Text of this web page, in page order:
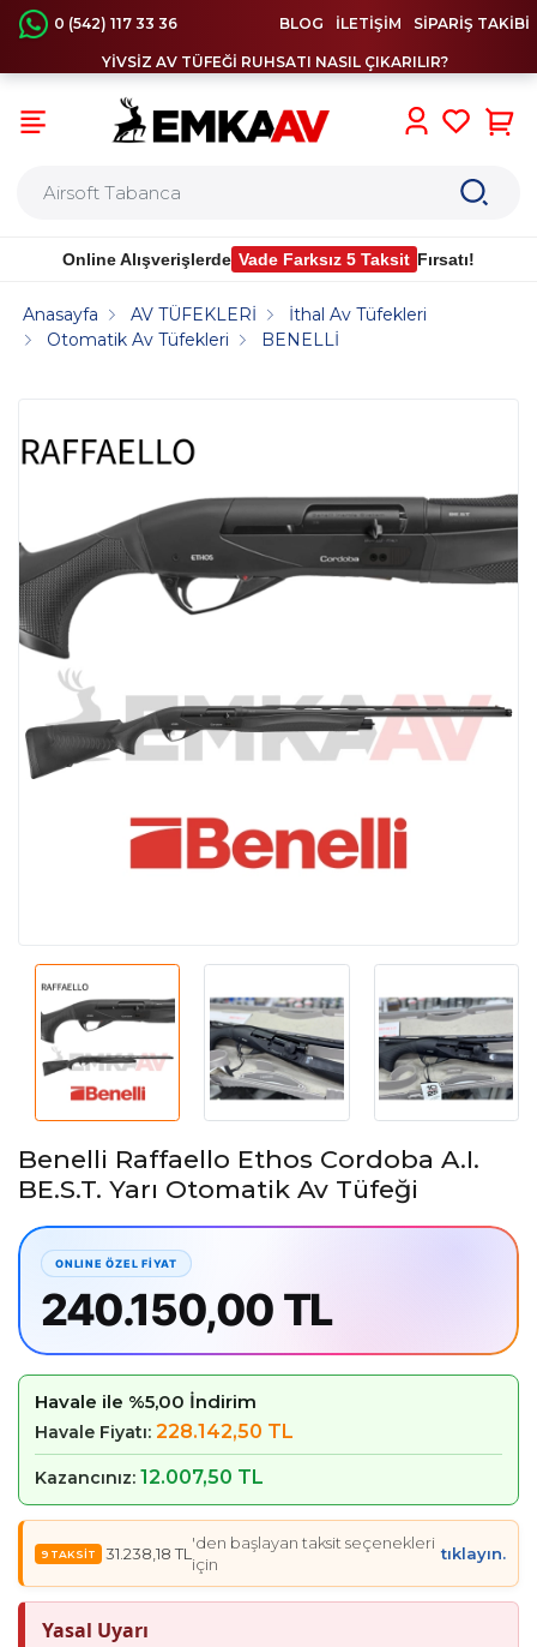
0 (542) 117 33 36 BLOG İLETİŞİM SİPARİŞ TAKİBİ
YİVSİZ AV TÜFEĞİ RUHSATI NASIL ÇIKARILIR?
Online Alışverişlerde Vade Farksız 5 Taksit Fırsatı!
Anasayfa AV TÜFEKLERİ
İthal Av Tüfekleri
Otomatik Av Tüfekleri
BENELLİ
Benelli Raffaello Ethos Cordoba A.I.
BE.S.T. Yarı Otomatik Av Tüfeği
240.150,00 TL
Havale ile %5,00 İndirim
Havale Fiyatı: 228.142,50 TL
Kazancınız: 12.007,50 TL
31.238,18 TL
'den başlayan taksit seçenekleri
için
tıklayın.
Yasal Uyarı